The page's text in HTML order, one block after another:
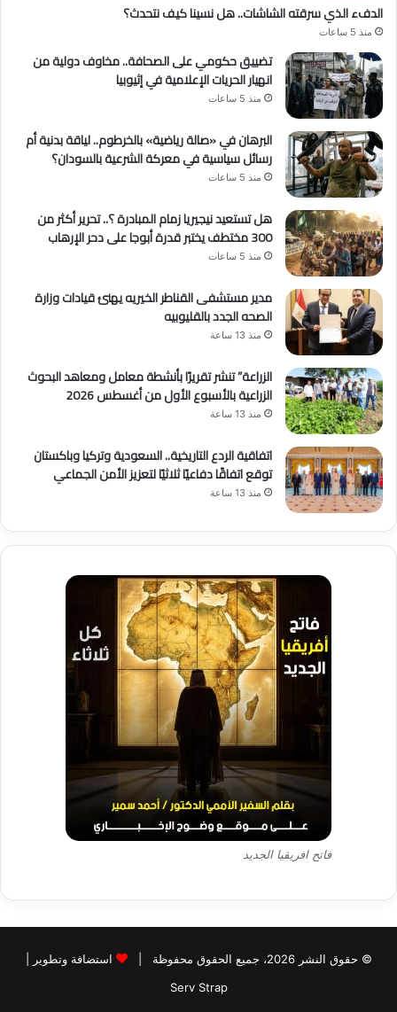
الدفء الذي سرقته الشاشات.. هل نسينا كيف نتحدث؟
منذ 5 ساعات
تضييق حكومي على الصحافة.. مخاوف دولية من
انهيار الحريات الإعلامية في إثيوبيا
منذ 5 ساعات
البرهان في «صالة رياضية» بالخرطوم.. لياقة بدنية أم
رسائل سياسية في معركة الشرعية بالسودان؟
منذ 5 ساعات
هل تستعيد نيجيريا زمام المبادرة ؟.. تحرير أكثر من
300 مختطف يختبر قدرة أبوجا على دحر الإرهاب
منذ 5 ساعات
مدير مستشفى القناطر الخيريه يهنئ قيادات وزارة
الصحه الجدد بالقليوبيه
منذ 13 ساعة
الزراعة” تنشر تقريرًا بأنشطة معامل ومعاهد البحوث
الزراعية بالأسبوع الأول من أغسطس 2026
منذ 13 ساعة
اتفاقية الردع التاريخية.. السعودية وتركيا وباكستان
توقع اتفاقًا دفاعيًا ثلاثيًا لتعزيز الأمن الجماعي
منذ 13 ساعة
فاتح افريقيا الجديد
© حقوق النشر 2026، جميع الحقوق محفوظة |
استضافة وتطوير |
Serv Strap